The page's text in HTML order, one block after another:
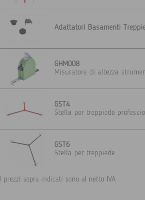
Adattatori Basamenti
GHM008
Misuratore di altezza
GST4
Stella per treppiede
GST6
Stella per treppiede
I prezzi sopra indicati sono al netto IVA